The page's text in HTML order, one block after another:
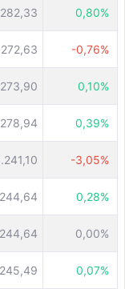
0,80%
-0,76%
0,10%
0,39%
-3,05%
0,28%
0,00%
0,07%